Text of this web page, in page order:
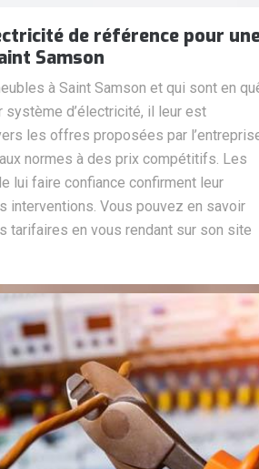
de référence pour
Samson
à Saint Samson et qui sont en
système d’électricité, il leur est
les offres proposées par
normes à des prix compétitifs. Les
lui faire confiance confirment leur
interventions. Vous pouvez en savoir
tarifaires en vous rendant sur son site